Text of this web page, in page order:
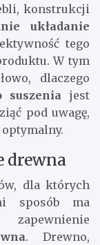
konstrukcji
układanie
tego
W tym
dlaczego
suszenia jest
pod uwagę,
optymalny.
drewna
dla których
sposób ma
. Drewno,